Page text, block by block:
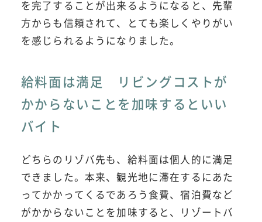
を完了することが出来るようになると、先輩
方からも信頼されて、とても楽しくやりがい
を感じられるようになりました。
給料面は満足 リビングコストが
かからないことを加味するといい
バイト
どちらのリゾバ先も、給料面は個人的に満足
できました。本来、観光地に滞在するにあた
ってかかってくるであろう食費、宿泊費など
がかからないことを加味すると、リゾートバ